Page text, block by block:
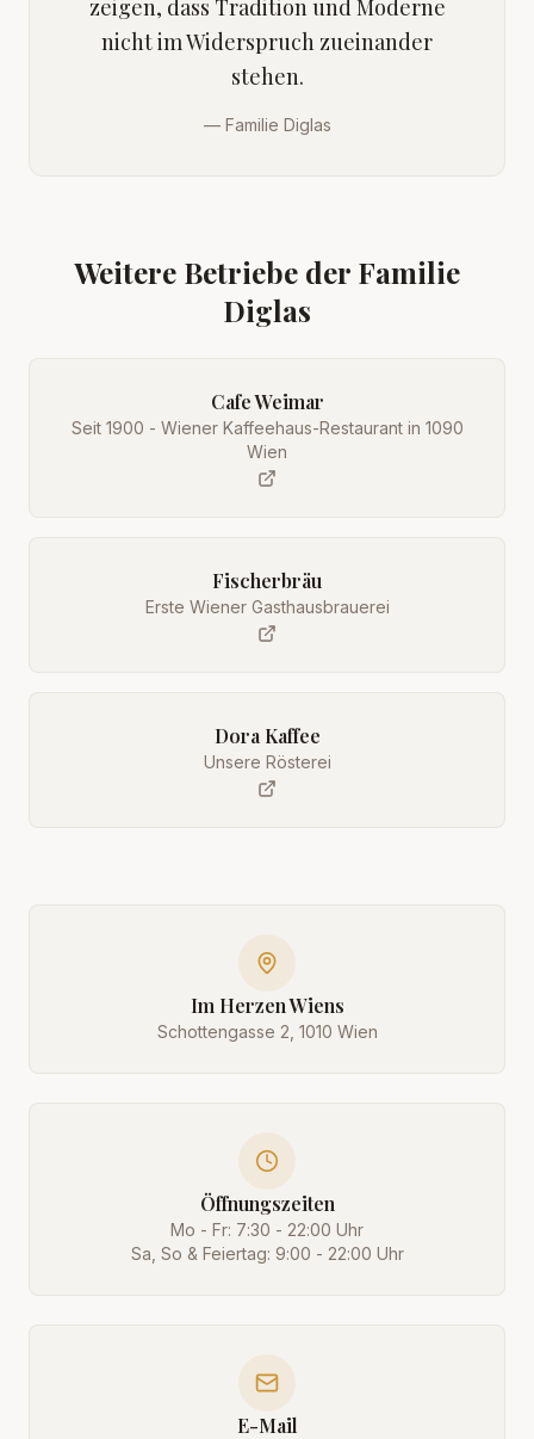
zeigen, dass Tradition und Moderne
nicht im Widerspruch zueinander
stehen.
— Familie Diglas
Weitere Betriebe der Familie
Diglas
Cafe Weimar
Seit 1900 - Wiener Kaffeehaus-Restaurant in 1090
Wien
Fischerbräu
Erste Wiener Gasthausbrauerei
Dora Kaffee
Unsere Rösterei
Im Herzen Wiens
Schottengasse 2, 1010 Wien
Öffnungszeiten
Mo - Fr: 7:30 - 22:00 Uhr
Sa, So & Feiertag: 9:00 - 22:00 Uhr
E-Mail